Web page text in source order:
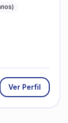
Ver Perfil